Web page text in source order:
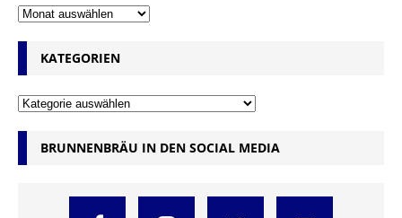
KATEGORIEN
BRUNNENBRÄU IN DEN SOCIAL MEDIA